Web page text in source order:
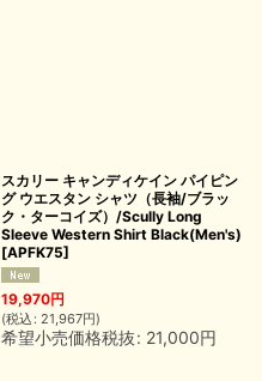
スカリー キャンディケイン パイピン
グ ウエスタン シャツ（長袖/ブラッ
ク・ターコイズ）/Scully Long
Sleeve Western Shirt Black(Men's)
[APFK75]
19,970円
(税込 : 21,967円)
希望小売価格税抜: 21,000円